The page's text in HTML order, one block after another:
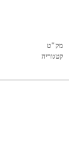
מק"ט
קטגוריה